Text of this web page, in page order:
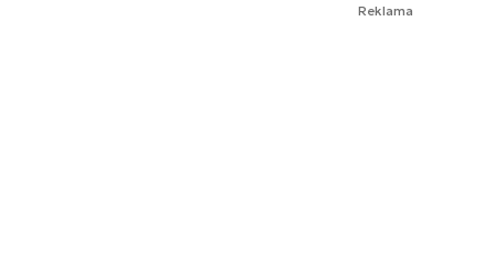
Reklama